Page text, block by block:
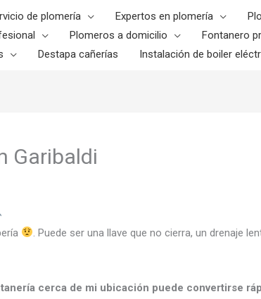
de plomería Expertos en plomería
Plomeros a domicilio Fontanero
Destapa cañerías Instalación de boiler
Garibaldi
. Puede ser una llave que no cierra, un drenaje
cerca de mi ubicación puede convertirse